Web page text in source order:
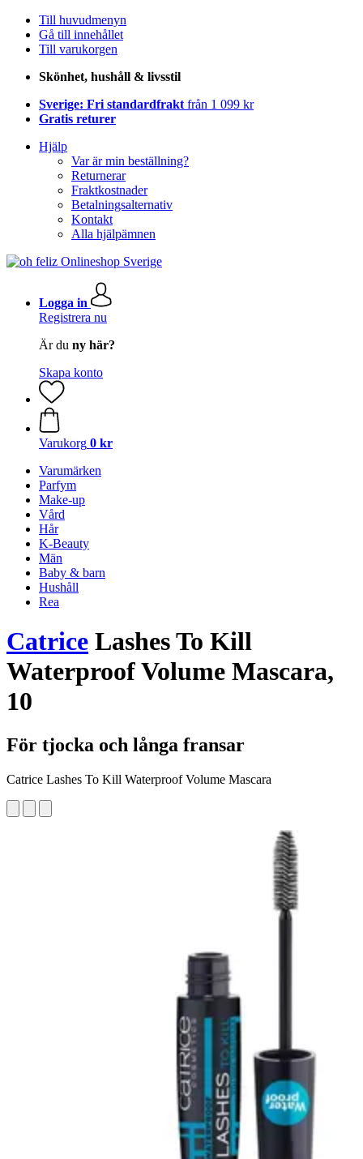
Till huvudmenyn
Gå till innehållet
Till varukorgen
Skönhet, hushåll & livsstil
Sverige: Fri standardfrakt från 1 099 kr
Gratis returer
Hjälp
Var är min beställning?
Returnerar
Fraktkostnader
Betalningsalternativ
Kontakt
Alla hjälpämnen
Logga in
Registrera nu
Är du ny här?
Skapa konto
Varukorg 0 kr
Varumärken
Parfym
Make-up
Vård
Hår
K-Beauty
Män
Baby & barn
Hushåll
Rea
Catrice Lashes To Kill
Waterproof Volume Mascara,
10
För tjocka och långa fransar
Catrice Lashes To Kill Waterproof Volume Mascara